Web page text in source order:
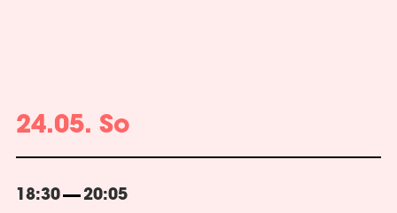
24.05. So
18:30 20:05